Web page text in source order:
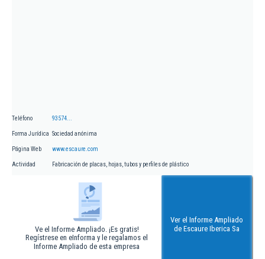
Teléfono 93574...
Forma Jurídica Sociedad anónima
Página Web www.escaure.com
Actividad Fabricación de placas, hojas, tubos y perfiles de plástico
Ve el Informe Ampliado. ¡Es gratis!
Regístrese en eInforma y le regalamos el
Informe Ampliado de esta empresa
Ver el Informe Ampliado
de Escaure Iberica Sa